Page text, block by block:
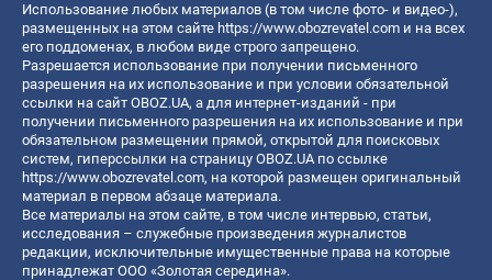
Использование любых материалов (в том числе фото- и видео-),
размещенных на этом сайте https://www.obozrevatel.com и на всех
его поддоменах, в любом виде строго запрещено.
Разрешается использование при получении письменного
разрешения на их использование и при условии обязательной
ссылки на сайт OBOZ.UA, а для интернет-изданий - при
получении письменного разрешения на их использование и при
обязательном размещении прямой, открытой для поисковых
систем, гиперссылки на страницу OBOZ.UA по ссылке
https://www.obozrevatel.com, на которой размещен оригинальный
материал в первом абзаце материала.
Все материалы на этом сайте, в том числе интервью, статьи,
исследования – служебные произведения журналистов
редакции, исключительные имущественные права на которые
принадлежат ООО «Золотая середина».